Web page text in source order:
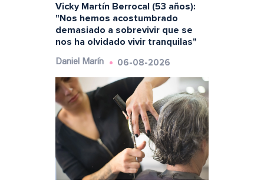
Vicky Martín Berrocal (53 años):
"Nos hemos acostumbrado
demasiado a sobrevivir que se
nos ha olvidado vivir tranquilas"
Daniel Marín 06-08-2026